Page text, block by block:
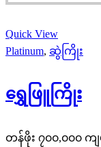
Quick View
Platinum, ဆွဲကြိုး
ရွှေဖြူကြိုး
တန်ဖိုး ၇၀၀,၀၀၀ က